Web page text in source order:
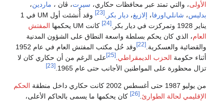
الأولى، والتي تمتد عبر محافظات حكاري، سيرت، ڤان ، ماردين،
بدليس، شانلي‌اورفا، إلازيغ، ديار بكر .
[23]
وقد أُنشئت أول UM في 1
يناير 1928 وتمركزت في ديار بكر.
[24] كانت UM يحكمها
المفتش
العام، الذي كان يحكم بسلطة واسعة النطاق على الشؤون المدنية
والقضائية والعسكرية.[22]
وقد حُل مكتب المفتش العام في عام 1952
أثناء حكومة الحزب الديمقراطي.
[25]
على الرغم من أن حكاري كان لا
تزال محظورة على المواطنين الأجانب حتى عام 1965.
[23]
من يوليو 1987 حتى أغسطس 2002 كانت حكاري داخل منطقة
الحكم
الإقليمي لحالة الطوارئ.
[26]
كان يحكمها ما يسمى بالحاكم الأعلى،